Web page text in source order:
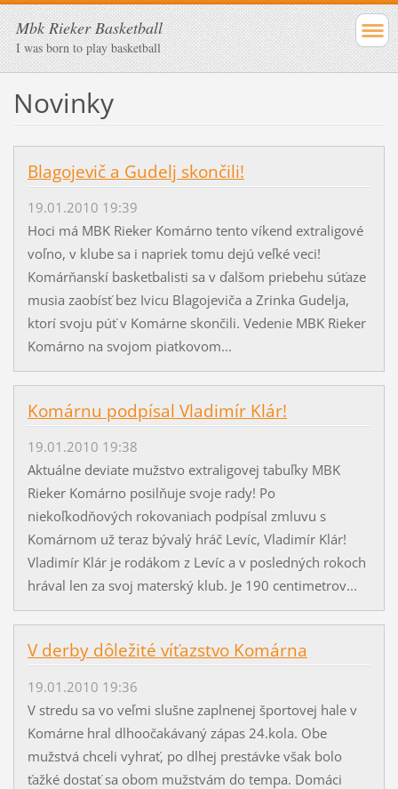
Mbk Rieker Basketball
I was born to play basketball
Novinky
Blagojevič a Gudelj skončili!
19.01.2010 19:39
Hoci má MBK Rieker Komárno tento víkend extraligové
voľno, v klube sa i napriek tomu dejú veľké veci!
Komárňanskí basketbalisti sa v ďalšom priebehu súťaze
musia zaobísť bez Ivicu Blagojeviča a Zrinka Gudelja,
ktorí svoju púť v Komárne skončili. Vedenie MBK Rieker
Komárno na svojom piatkovom...
Komárnu podpísal Vladimír Klár!
19.01.2010 19:38
Aktuálne deviate mužstvo extraligovej tabuľky MBK
Rieker Komárno posilňuje svoje rady! Po
niekoľkodňových rokovaniach podpísal zmluvu s
Komárnom už teraz bývalý hráč Levíc, Vladimír Klár!
Vladimír Klár je rodákom z Levíc a v posledných rokoch
hrával len za svoj materský klub. Je 190 centimetrov...
V derby dôležité víťazstvo Komárna
19.01.2010 19:36
V stredu sa vo veľmi slušne zaplnenej športovej hale v
Komárne hral dlhoočakávaný zápas 24.kola. Obe
mužstvá chceli vyhrať, po dlhej prestávke však bolo
ťažké dostať sa obom mužstvám do tempa. Domáci